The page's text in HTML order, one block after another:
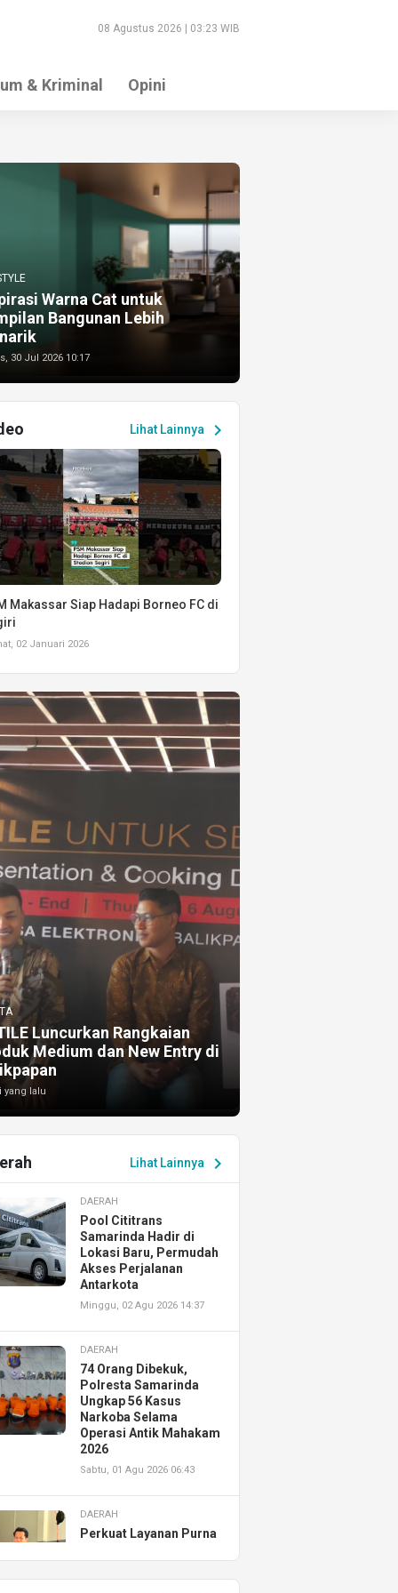
08 Agustus 2026 | 03:23 WIB
& Kriminal Opini
Warna Cat untuk
Bangunan Lebih
30 Jul 2026 10:17
Lihat Lainnya chevron_right
Makassar Siap Hadapi Borneo FC di
02 Januari 2026
Luncurkan Rangkaian
Medium dan New Entry di
yang lalu
Lihat Lainnya chevron_right
DAERAH
Pool Cititrans
Samarinda Hadir di
Lokasi Baru, Permudah
Akses Perjalanan
Antarkota
Minggu, 02 Agu 2026 14:37
DAERAH
74 Orang Dibekuk,
Polresta Samarinda
Ungkap 56 Kasus
Narkoba Selama
Operasi Antik Mahakam
2026
Sabtu, 01 Agu 2026 06:43
DAERAH
Perkuat Layanan Purna
Resmikan AHASS